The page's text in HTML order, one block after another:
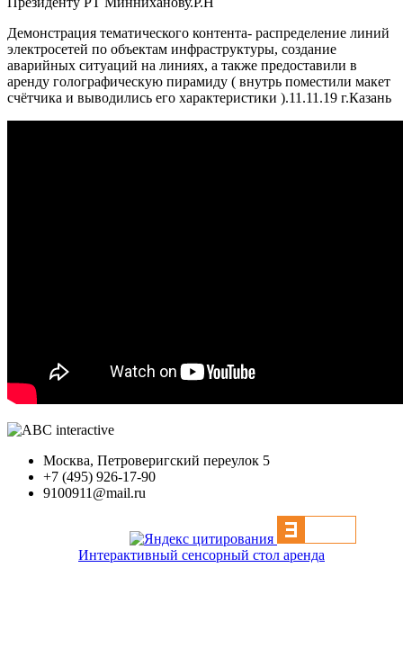
Демонстрация тематического контента- распределение линий
электросетей по объектам инфраструктуры, создание
аварийных ситуаций на линиях, а также предоставили в
аренду голографическую пирамиду ( внутрь поместили макет
счётчика и выводились его характеристики ).11.11.19 г.Казань
Москва, Петроверигский переулок 5
+7 (495) 926-17-90
9100911@mail.ru
Интерактивный сенсорный стол аренда